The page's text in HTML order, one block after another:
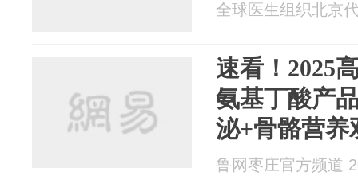
全球医生组织北京
速看！2025
氨基丁酸产
泌+骨骼营养
鲁网枣庄官方频道